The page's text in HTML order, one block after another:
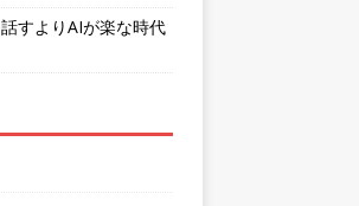
すよりAIが楽な時代